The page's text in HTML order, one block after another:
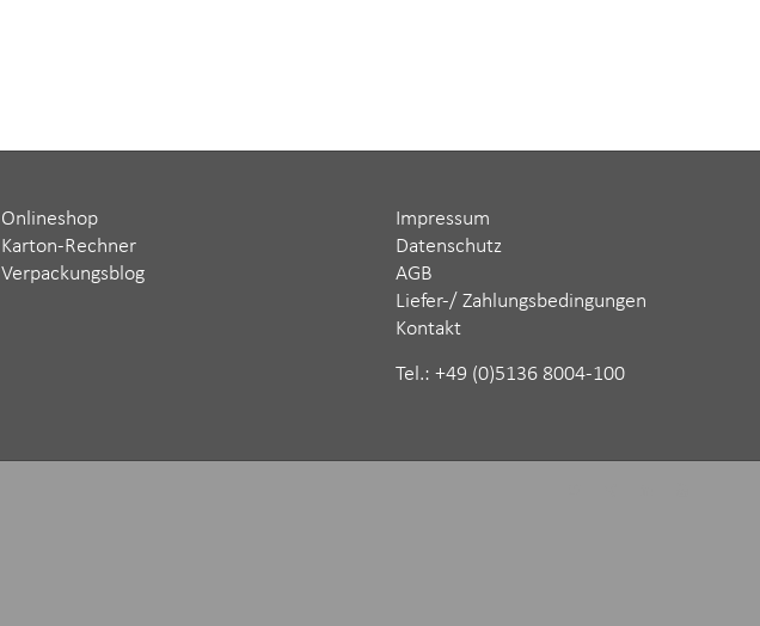
Onlineshop
Karton-Rechner
Verpackungsblog
Impressum
Datenschutz
AGB
Liefer-/ Zahlungsbedingungen
Kontakt
Tel.: ‪+49 (0)5136 8004-100